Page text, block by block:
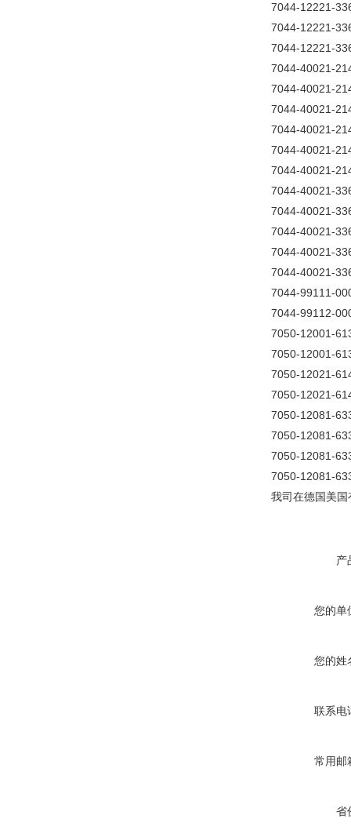
7044-12221-
7044-12221-
7044-12221-
7044-40021-
7044-40021-
7044-40021-
7044-40021-
7044-40021-
7044-40021-
7044-40021-
7044-40021-
7044-40021-
7044-40021-
7044-40021-
7044-99111-
7044-99112-
7050-12001-
7050-12001-
7050-12021-
7050-12021-
7050-12081-
7050-12081-
7050-12081-
7050-12081-
我司在德国美
产
您的单
您的姓
联系电
常用邮
省